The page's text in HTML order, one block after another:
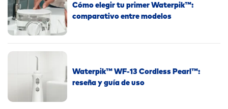
Cómo elegir tu primer Waterpik™:
comparativo entre modelos
Waterpik™ WF-13 Cordless Pearl™:
reseña y guía de uso